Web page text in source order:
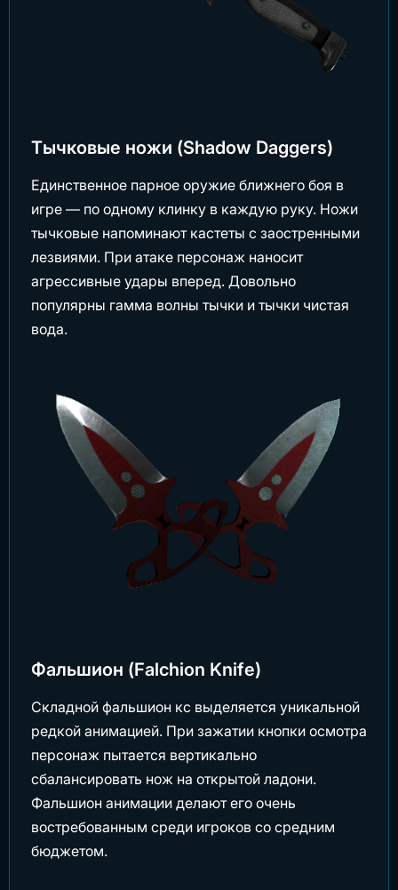
Тычковые ножи (Shadow Daggers)
Единственное парное оружие ближнего боя в
игре — по одному клинку в каждую руку. Ножи
тычковые напоминают кастеты с заостренными
лезвиями. При атаке персонаж наносит
агрессивные удары вперед. Довольно
популярны гамма волны тычки и тычки чистая
вода.
Фальшион (Falchion Knife)
Складной фальшион кс выделяется уникальной
редкой анимацией. При зажатии кнопки осмотра
персонаж пытается вертикально
сбалансировать нож на открытой ладони.
Фальшион анимации делают его очень
востребованным среди игроков со средним
бюджетом.